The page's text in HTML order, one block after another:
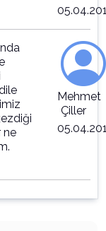
ne
Mehmet
Çiller